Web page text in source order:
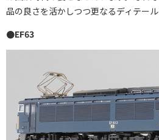
品の良さを活かしつつ更なるディテー
●EF63